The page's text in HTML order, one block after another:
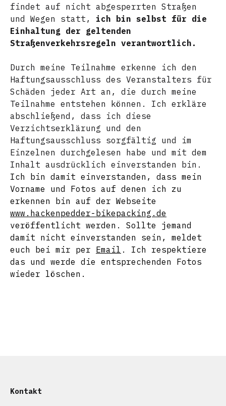
findet auf nicht abgesperrten Straßen
und Wegen statt, ich bin selbst für die
Einhaltung der geltenden
Straßenverkehrsregeln verantwortlich.
Durch meine Teilnahme erkenne ich den
Haftungsausschluss des Veranstalters für
Schäden jeder Art an, die durch meine
Teilnahme entstehen können. Ich erkläre
abschließend, dass ich diese
Verzichtserklärung und den
Haftungsausschluss sorgfältig und im
Einzelnen durchgelesen habe und mit dem
Inhalt ausdrücklich einverstanden bin.
Ich bin damit einverstanden, dass mein
Vorname und Fotos auf denen ich zu
erkennen bin auf der Webseite
www.hackenpedder-bikepacking.de
veröffentlicht werden. Sollte jemand
damit nicht einverstanden sein, meldet
euch bei mir per Email . Ich respektiere
das und werde die entsprechenden Fotos
wieder löschen.
Kontakt